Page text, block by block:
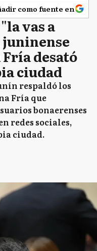
como fuente en
vas a
desató
ciudad
respaldó los
Fría que
bonaerenses
redes sociales,
ciudad.